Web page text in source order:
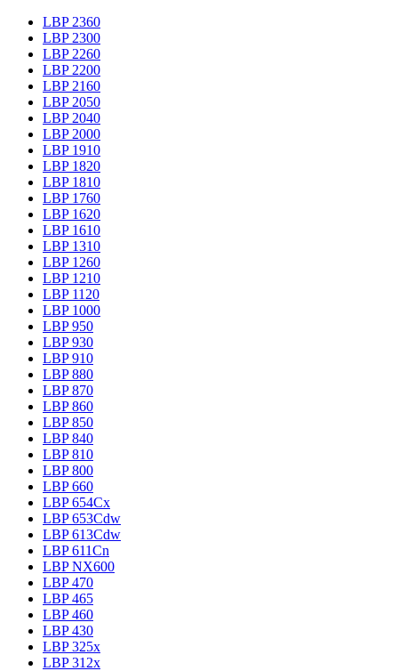
LBP 2360
LBP 2300
LBP 2260
LBP 2200
LBP 2160
LBP 2050
LBP 2040
LBP 2000
LBP 1910
LBP 1820
LBP 1810
LBP 1760
LBP 1620
LBP 1610
LBP 1310
LBP 1260
LBP 1210
LBP 1120
LBP 1000
LBP 950
LBP 930
LBP 910
LBP 880
LBP 870
LBP 860
LBP 850
LBP 840
LBP 810
LBP 800
LBP 660
LBP 654Cx
LBP 653Cdw
LBP 613Cdw
LBP 611Cn
LBP NX600
LBP 470
LBP 465
LBP 460
LBP 430
LBP 325x
LBP 312x